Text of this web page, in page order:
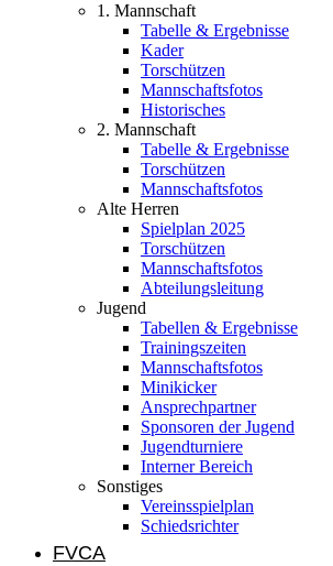
1. Mannschaft
Tabelle & Ergebnisse
Kader
Torschützen
Mannschaftsfotos
Historisches
2. Mannschaft
Tabelle & Ergebnisse
Torschützen
Mannschaftsfotos
Alte Herren
Spielplan 2025
Torschützen
Mannschaftsfotos
Abteilungsleitung
Jugend
Tabellen & Ergebnisse
Trainingszeiten
Mannschaftsfotos
Minikicker
Ansprechpartner
Sponsoren der Jugend
Jugendturniere
Interner Bereich
Sonstiges
Vereinsspielplan
Schiedsrichter
FVCA